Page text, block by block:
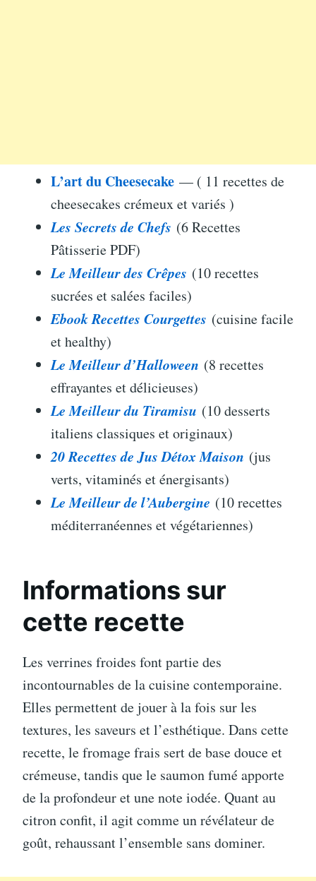
L’art du Cheesecake — ( 11 recettes de
cheesecakes crémeux et variés )
Les Secrets de Chefs (6 Recettes
Pâtisserie PDF)
Le Meilleur des Crêpes (10 recettes
sucrées et salées faciles)
Ebook Recettes Courgettes (cuisine facile
et healthy)
Le Meilleur d’Halloween (8 recettes
effrayantes et délicieuses)
Le Meilleur du Tiramisu (10 desserts
italiens classiques et originaux)
20 Recettes de Jus Détox Maison (jus
verts, vitaminés et énergisants)
Le Meilleur de l’Aubergine (10 recettes
méditerranéennes et végétariennes)
Informations sur
cette recette
Les verrines froides font partie des
incontournables de la cuisine contemporaine.
Elles permettent de jouer à la fois sur les
textures, les saveurs et l’esthétique. Dans cette
recette, le fromage frais sert de base douce et
crémeuse, tandis que le saumon fumé apporte
de la profondeur et une note iodée. Quant au
citron confit, il agit comme un révélateur de
goût, rehaussant l’ensemble sans dominer.